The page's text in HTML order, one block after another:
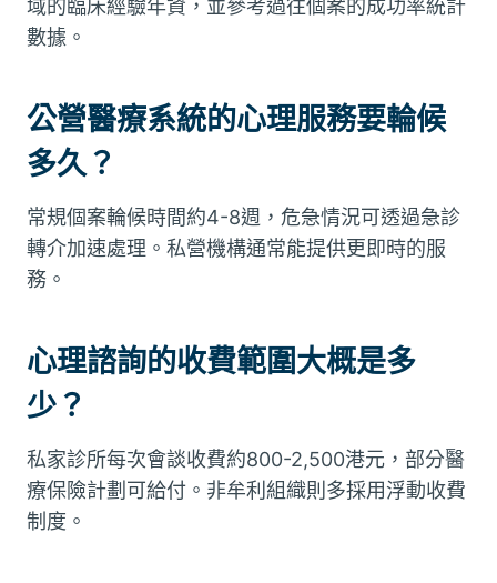
域的臨床經驗年資，並參考過往個案的成功率統計
數據。
公營醫療系統的心理服務要輪候
多久？
常規個案輪候時間約4-8週，危急情況可透過急診
轉介加速處理。私營機構通常能提供更即時的服
務。
心理諮詢的收費範圍大概是多
少？
私家診所每次會談收費約800-2,500港元，部分醫
療保險計劃可給付。非牟利組織則多採用浮動收費
制度。